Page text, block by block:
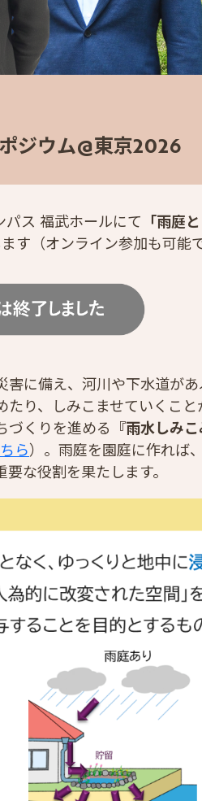
ジウム@東京2026
ス 福武ホールにて 「雨庭
す（オンライン参加も可能
に備え、河川や下水道が
り、しみこませていくこと
づくりを進める 『雨水しみ
ら）。雨庭を園庭に作れば
な役割を果たします。